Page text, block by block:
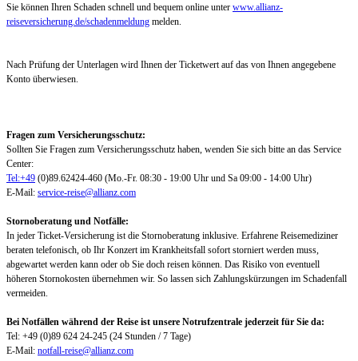
Sie können Ihren Schaden schnell und bequem online unter www.allianz-
reiseversicherung.de/schadenmeldung melden.
Nach Prüfung der Unterlagen wird Ihnen der Ticketwert auf das von Ihnen angegebene
Konto überwiesen.
Fragen zum Versicherungsschutz:
Sollten Sie Fragen zum Versicherungsschutz haben, wenden Sie sich bitte an das Service
Center:
Tel:+49 (0)89.62424-460 (Mo.-Fr. 08:30 - 19:00 Uhr und Sa 09:00 - 14:00 Uhr)
E-Mail: service-reise@allianz.com
Stornoberatung und Notfälle:
In jeder Ticket-Versicherung ist die Stornoberatung inklusive. Erfahrene Reisemediziner
beraten telefonisch, ob Ihr Konzert im Krankheitsfall sofort storniert werden muss,
abgewartet werden kann oder ob Sie doch reisen können. Das Risiko von eventuell
höheren Stornokosten übernehmen wir. So lassen sich Zahlungskürzungen im Schadenfall
vermeiden.
Bei Notfällen während der Reise ist unsere Notrufzentrale jederzeit für Sie da:
Tel: +49 (0)89 624 24-245 (24 Stunden / 7 Tage)
E-Mail: notfall-reise@allianz.com